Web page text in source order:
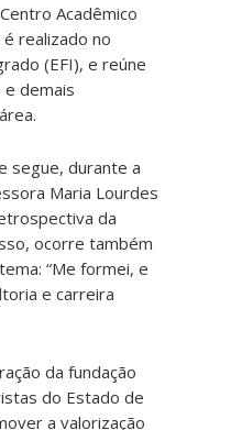
Acadêmico
realizado no
(EFI), e reúne
demais
segue, durante a
Maria Lourdes
da
ocorre também
“Me formei, e
e carreira
da fundação
do Estado de
a valorização